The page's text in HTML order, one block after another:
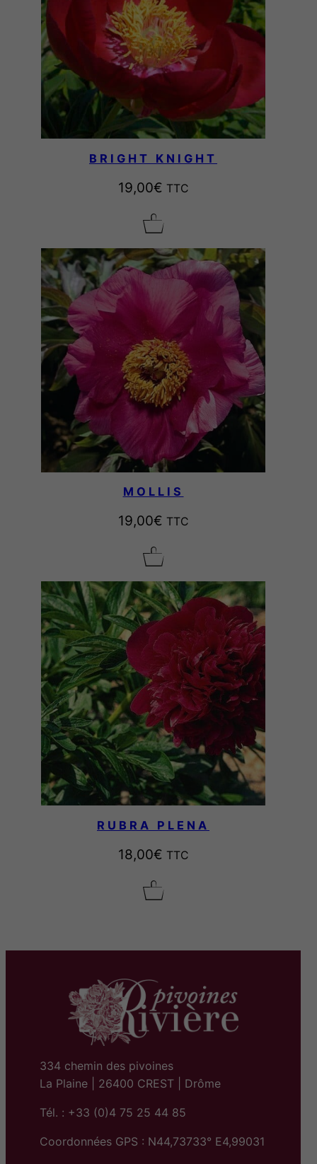
BRIGHT KNIGHT
19,00€ TTC
MOLLIS
19,00€ TTC
RUBRA PLENA
18,00€ TTC
334 chemin des pivoines
La Plaine | 26400 CREST | Drôme
Tél. : +33 (0)4 75 25 44 85
Coordonnées GPS : N44,73733° E4,99031